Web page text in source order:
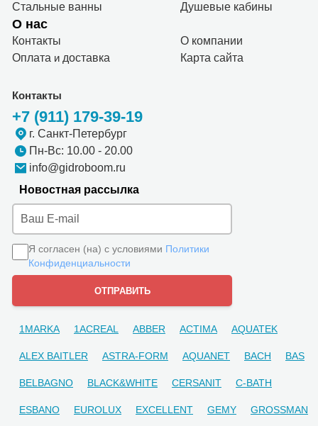
Стальные ванны
Душевые кабины
О нас
Контакты
О компании
Оплата и доставка Карта сайта
Контакты
+7 (911) 179-39-19
г. Санкт-Петербург
Пн-Вс: 10.00 - 20.00
info@gidroboom.ru
Новостная рассылка
Я согласен (на) с условиями Политики
Конфиденциальности
1MARKA 1ACREAL ABBER ACTIMA AQUATEK
ALEX BAITLER ASTRA-FORM AQUANET BACH BAS
BELBAGNO BLACK&WHITE CERSANIT C-BATH
ESBANO EUROLUX EXCELLENT GEMY GROSSMAN